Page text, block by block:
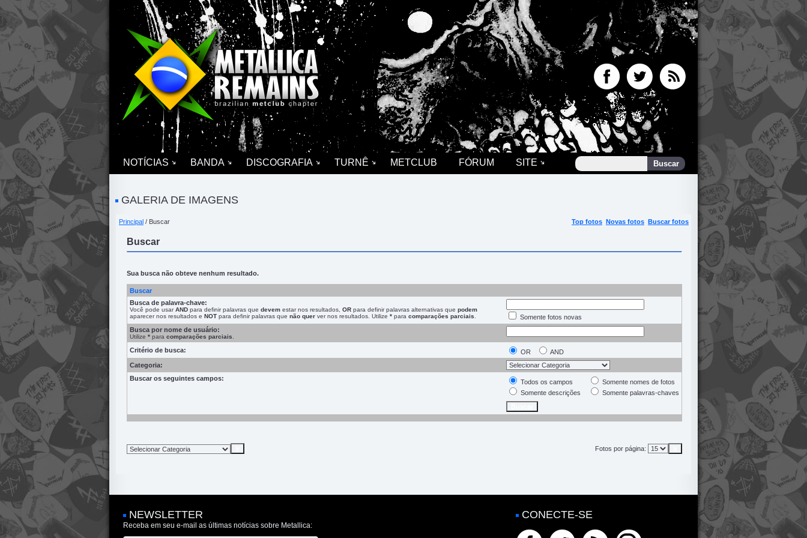
NOTÍCIAS BANDA DISCOGRAFIA TURNÊ METCLUB FÓRUM SITE
GALERIA DE IMAGENS
Principal / Buscar Top fotos Novas fotos Buscar fotos
Buscar
Sua busca não obteve nenhum resultado.
Buscar
Busca de palavra-chave:
Você pode usarAND para definir palavras que devem estar nos resultados, OR para definir palavras alternativas que podem
aparecer nos resultados e NOT para definir palavras que não quer ver nos resultados. Utilize * para comparações parciais
Somente fotos novas
Busca por nome de usuário:
Utilize * para comparações parciais
Critério de busca: OR
AND
Categoria:
Buscar os seguintes campos:
Todos os campos
Somente nomes de fotos
Somente descrições
Somente palavras-chaves
Fotos por página:
NEWSLETTER
Receba em seu e-mail as últimas notícias sobre Metallica:
CONECTE-SE